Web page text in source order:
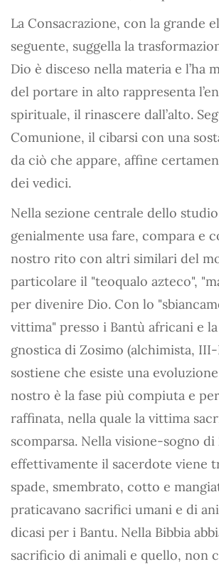
La Consacrazione, con la grande
seguente, suggella la
Dio è disceso nella materia e l’ha
del portare in alto rappresenta
spirituale, il rinascere dall’alto.
Comunione, il cibarsi con una
da ciò che appare, affine
dei vedici.
Nella sezione centrale dello
genialmente usa fare, compara e
nostro rito con altri similari del
particolare il "teoqualo azteco",
per divenire Dio. Con lo
vittima" presso i Bantù africani e
gnostica di Zosimo (alchimista,
sostiene che esiste una
nostro è la fase più compiuta e
raffinata, nella quale la vittima
scomparsa. Nella visione-sogno di
effettivamente il sacerdote viene
spade, smembrato, cotto e
praticavano sacrifici umani e di
dicasi per i Bantu. Nella Bibbia
sacrificio di animali e quello, non